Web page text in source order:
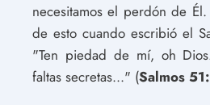
necesitamos el perdón de
de esto cuando escribió el
"Ten piedad de mí, oh
faltas secretas..." (Salmos